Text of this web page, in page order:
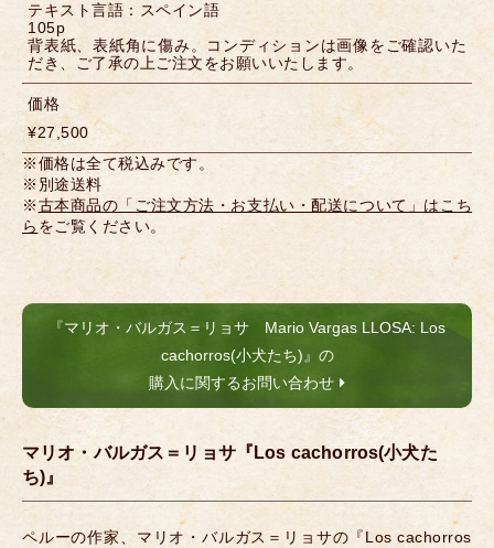
テキスト言語：スペイン語
105p
背表紙、表紙角に傷み。コンディションは画像をご確認いた
だき、ご了承の上ご注文をお願いいたします。
価格
¥27,500
※価格は全て税込みです。
※別途送料
※古本商品の「ご注文方法・お支払い・配送について」はこち
ら をご覧ください。
『マリオ・バルガス＝リョサ Mario Vargas LLOSA: Los
cachorros(小犬たち)』の
購入に関するお問い合わせ
マリオ・バルガス＝リョサ『Los cachorros(小犬た
ち)』
ペルーの作家、マリオ・バルガス＝リョサの『Los cachorros